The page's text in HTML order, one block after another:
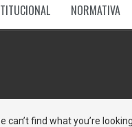
NORMATIVA
can’t find what you’re